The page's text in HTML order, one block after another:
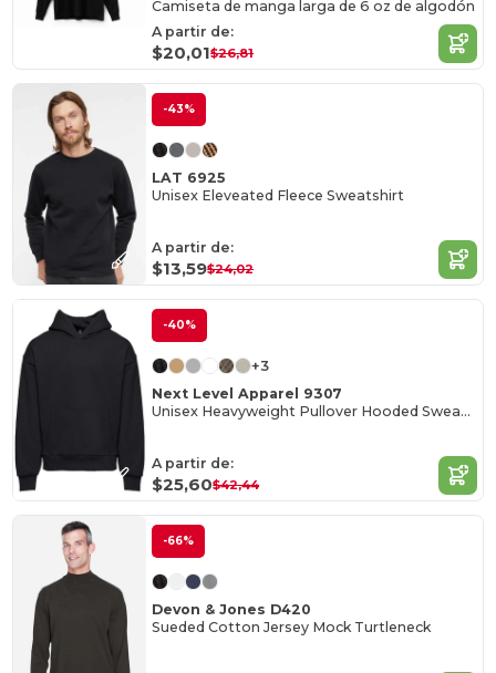
Camiseta de manga larga de 6 oz de algodón
A partir de:
$20,01$26,81
-43%
LAT 6925
Unisex Eleveated Fleece Sweatshirt
A partir de:
$13,59$24,02
-40%
+3
Next Level Apparel 9307
Unisex Heavyweight Pullover Hooded Sweatshirt
A partir de:
$25,60$42,44
-66%
Devon & Jones D420
Sueded Cotton Jersey Mock Turtleneck